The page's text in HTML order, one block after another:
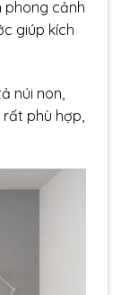
phong cảnh
giúp kích
núi non,
phù hợp,